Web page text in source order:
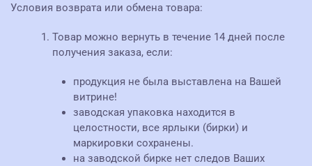
Условия возврата или обмена товара:
Товар можно вернуть в течение 14 дней после
получения заказа, если:
продукция не была выставлена на Вашей
витрине!
заводская упаковка находится в
целостности, все ярлыки (бирки) и
маркировки сохранены.
на заводской бирке нет следов Ваших